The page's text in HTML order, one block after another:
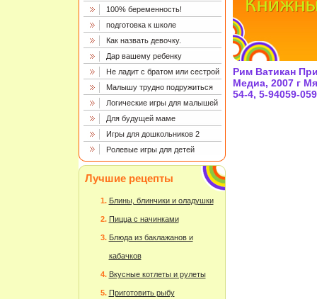
100% беременность!
подготовка к школе
Как назвать девочку.
Дар вашему ребенку
Не ладит с братом или сестрой
Малышу трудно подружиться
Логические игры для малышей
Для будущей маме
Игры для дошкольников 2
Ролевые игры для детей
Лучшие рецепты
Блины, блинчики и оладушки
Пицца с начинками
Блюда из баклажанов и
кабачков
Вкусные котлеты и рулеты
Приготовить рыбу
Рим Ватикан
Медиа, 2007 г
54-4, 5-94059-